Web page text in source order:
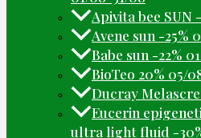
Apivita bee SUN
Avene sun -25%
Babe sun -22%
BioTeo 20% 05/
Ducray
Eucerin
ultra light fluid -